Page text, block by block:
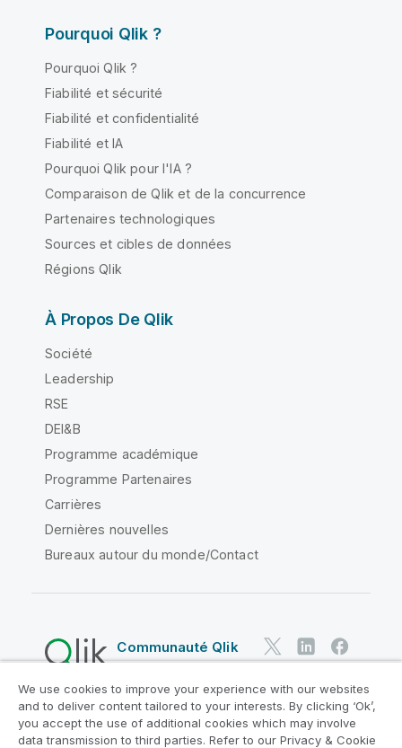
Pourquoi Qlik ?
Pourquoi Qlik ?
Fiabilité et sécurité
Fiabilité et confidentialité
Fiabilité et IA
Pourquoi Qlik pour l'IA ?
Comparaison de Qlik et de la concurrence
Partenaires technologiques
Sources et cibles de données
Régions Qlik
À Propos De Qlik
Société
Leadership
RSE
DEI&B
Programme académique
Programme Partenaires
Carrières
Dernières nouvelles
Bureaux autour du monde/Contact
Communauté Qlik
Contrats juridiques
Conditions d'utilisation des produits
Legal Policies
Conditions légales
We use cookies to improve your experience with our websites
and to deliver content tailored to your interests. By clicking ‘Ok’,
you accept the use of additional cookies which may involve
data transmission to third parties. Refer to our Privacy & Cookie